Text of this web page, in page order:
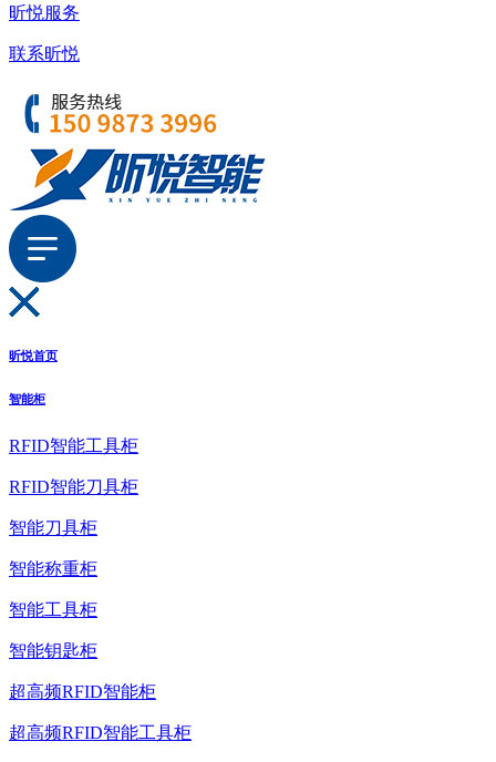
昕悦服务
联系昕悦
昕悦首页
智能柜
RFID智能工具柜
RFID智能刀具柜
智能刀具柜
智能称重柜
智能工具柜
智能钥匙柜
超高频RFID智能柜
超高频RFID智能工具柜